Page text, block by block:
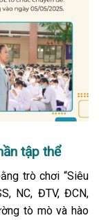
tập thể
trò chơi “Siêu
NC, ĐTV, ĐCN,
tò mò và hào